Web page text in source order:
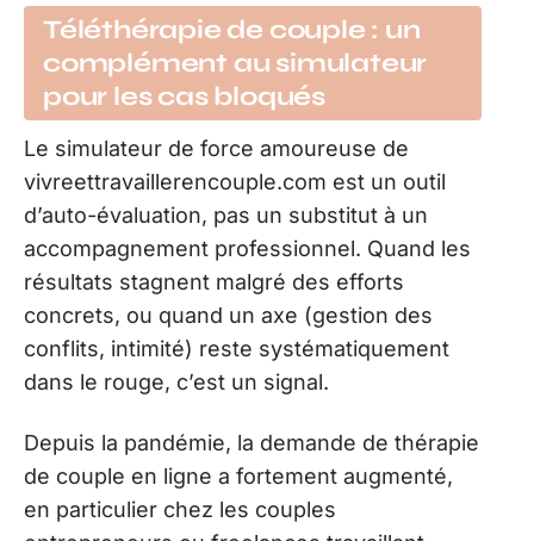
Téléthérapie de couple : un
complément au simulateur
pour les cas bloqués
Le simulateur de force amoureuse de
vivreettravaillerencouple.com est un outil
d’auto-évaluation, pas un substitut à un
accompagnement professionnel. Quand les
résultats stagnent malgré des efforts
concrets, ou quand un axe (gestion des
conflits, intimité) reste systématiquement
dans le rouge, c’est un signal.
Depuis la pandémie, la demande de thérapie
de couple en ligne a fortement augmenté,
en particulier chez les couples